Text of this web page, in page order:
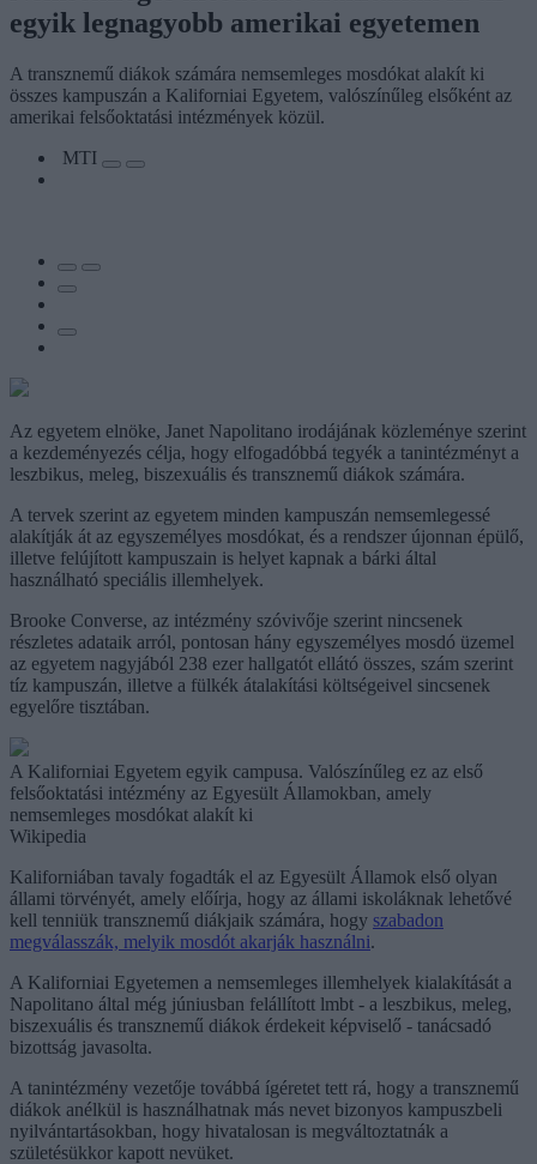
egyik legnagyobb amerikai egyetemen
A transznemű diákok számára nemsemleges mosdókat alakít ki
összes kampuszán a Kaliforniai Egyetem, valószínűleg elsőként az
amerikai felsőoktatási intézmények közül.
MTI
Az egyetem elnöke, Janet Napolitano irodájának közleménye szerint
a kezdeményezés célja, hogy elfogadóbbá tegyék a tanintézményt a
leszbikus, meleg, biszexuális és transznemű diákok számára.
A tervek szerint az egyetem minden kampuszán nemsemlegessé
alakítják át az egyszemélyes mosdókat, és a rendszer újonnan épülő,
illetve felújított kampuszain is helyet kapnak a bárki által
használható speciális illemhelyek.
Brooke Converse, az intézmény szóvivője szerint nincsenek
részletes adataik arról, pontosan hány egyszemélyes mosdó üzemel
az egyetem nagyjából 238 ezer hallgatót ellátó összes, szám szerint
tíz kampuszán, illetve a fülkék átalakítási költségeivel sincsenek
egyelőre tisztában.
A Kaliforniai Egyetem egyik campusa. Valószínűleg ez az első
felsőoktatási intézmény az Egyesült Államokban, amely
nemsemleges mosdókat alakít ki
Wikipedia
Kaliforniában tavaly fogadták el az Egyesült Államok első olyan
állami törvényét, amely előírja, hogy az állami iskoláknak lehetővé
kell tenniük transznemű diákjaik számára, hogy szabadon
megválasszák, melyik mosdót akarják használni.
A Kaliforniai Egyetemen a nemsemleges illemhelyek kialakítását a
Napolitano által még júniusban felállított lmbt - a leszbikus, meleg,
biszexuális és transznemű diákok érdekeit képviselő - tanácsadó
bizottság javasolta.
A tanintézmény vezetője továbbá ígéretet tett rá, hogy a transznemű
diákok anélkül is használhatnak más nevet bizonyos kampuszbeli
nyilvántartásokban, hogy hivatalosan is megváltoztatnák a
születésükkor kapott nevüket.